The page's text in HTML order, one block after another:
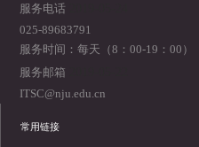
服务电话
025-89683791
服务时间：每天（8：00-19：00）
服务邮箱
ITSC@nju.edu.cn
常用链接